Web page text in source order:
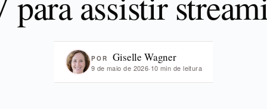
POR Giselle Wagner
9 de maio de 2026·10 min de leitura